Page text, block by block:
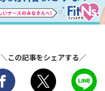
＼この記事をシェアする／